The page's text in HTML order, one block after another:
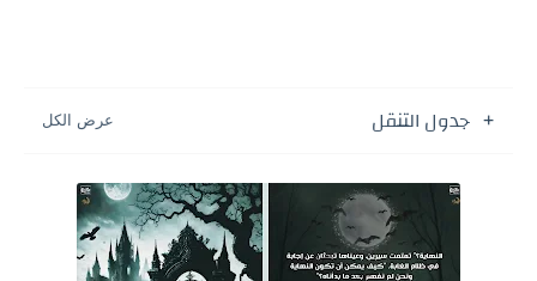
جدول التنقل